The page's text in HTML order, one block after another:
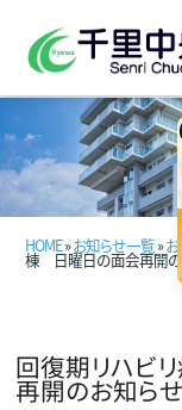
HOME»お知らせ一覧»
棟 日曜日の面会再開の
回復期リハビ
再開のお知らせ